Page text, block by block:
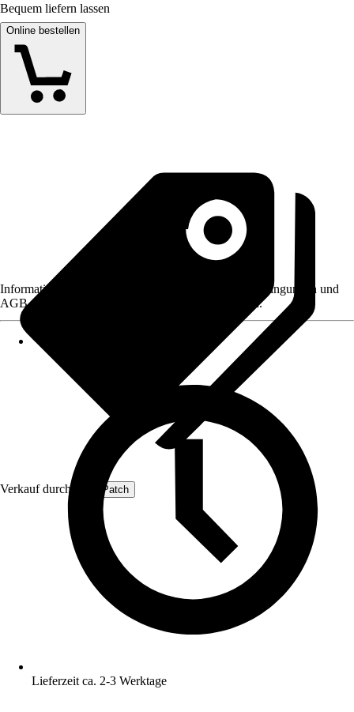
Bequem liefern lassen
Online bestellen
Verkauf durch: ProfiPatch
Informationen des Verkäufers, wie z. B. Rückgabebedingungen und
AGB, finden Sie bei Klick auf den Verkäufernamen.
Lieferzeit ca. 2-3 Werktage